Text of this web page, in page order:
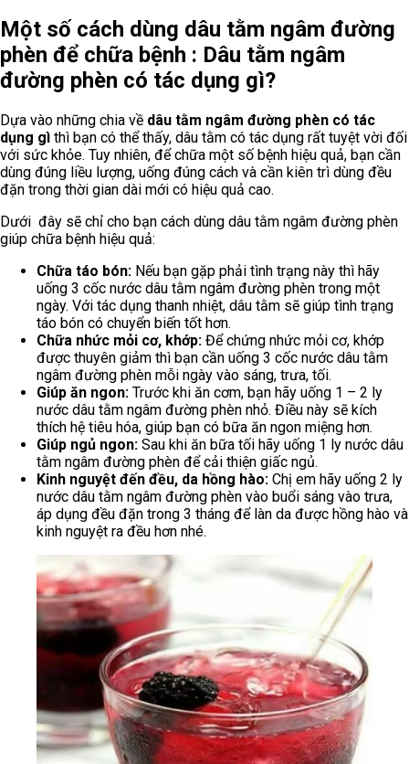
Một số cách dùng dâu tằm ngâm đường
phèn để chữa bệnh : Dâu tằm ngâm
đường phèn có tác dụng gì?
Dựa vào những chia về dâu tằm ngâm đường phèn có tác
dụng gì thì bạn có thể thấy, dâu tằm có tác dụng rất tuyệt vời đối
với sức khỏe. Tuy nhiên, để chữa một số bệnh hiệu quả, bạn cần
dùng đúng liều lượng, uống đúng cách và cần kiên trì dùng đều
đặn trong thời gian dài mới có hiệu quả cao.
Dưới đây sẽ chỉ cho bạn cách dùng dâu tằm ngâm đường phèn
giúp chữa bệnh hiệu quả:
Chữa táo bón: Nếu bạn gặp phải tình trạng này thì hãy
uống 3 cốc nước dâu tằm ngâm đường phèn trong một
ngày. Với tác dụng thanh nhiệt, dâu tằm sẽ giúp tình trạng
táo bón có chuyển biến tốt hơn.
Chữa nhức mỏi cơ, khớp: Để chứng nhức mỏi cơ, khớp
được thuyên giảm thì bạn cần uống 3 cốc nước dâu tằm
ngâm đường phèn mỗi ngày vào sáng, trưa, tối.
Giúp ăn ngon: Trước khi ăn cơm, bạn hãy uống 1 – 2 ly
nước dâu tằm ngâm đường phèn nhỏ. Điều này sẽ kích
thích hệ tiêu hóa, giúp bạn có bữa ăn ngon miệng hơn.
Giúp ngủ ngon: Sau khi ăn bữa tối hãy uống 1 ly nước dâu
tằm ngâm đường phèn để cải thiện giấc ngủ.
Kinh nguyệt đến đều, da hồng hào: Chị em hãy uống 2 ly
nước dâu tằm ngâm đường phèn vào buổi sáng vào trưa,
áp dụng đều đặn trong 3 tháng để làn da được hồng hào và
kinh nguyệt ra đều hơn nhé.